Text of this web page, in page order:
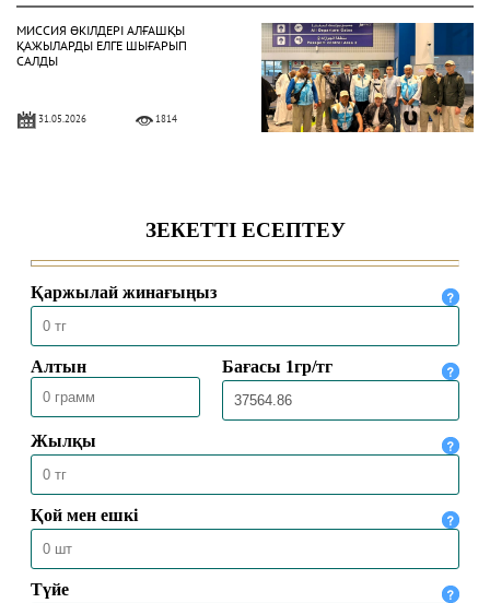
МИССИЯ ӨКІЛДЕРІ АЛҒАШҚЫ
ҚАЖЫЛАРДЫ ЕЛГЕ ШЫҒАРЫП
САЛДЫ
31.05.2026 1814
30.05.2026 4452
МЕККЕДЕ 1447 ҺИЖРИ ЖЫЛҒЫ
ҚАЖЫЛЫҚ МАУСЫМЫ
ҚОРЫТЫНДЫЛАНДЫ
30.05.2026